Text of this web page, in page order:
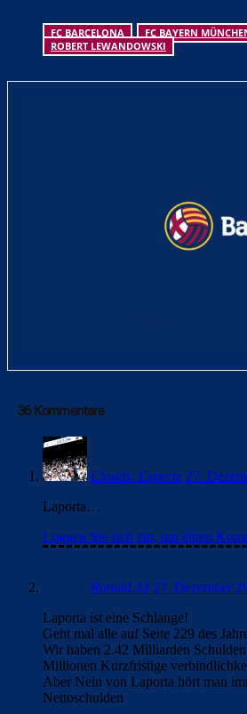
FC BARCELONA
FC BAYERN
ROBERT LEWANDOWSKI
36 Kommentare
Clouds: Experte 27.
Laporta…
Loggen Sie sich ein, um einen
Ronald.33 27. Dezember
Laporta ist eine Schlange!
Geht mal alle auf Seite 229 des
Wir haben 2.42 Milliarden
Millionen Kurzfristige
Aber Nein von Laporta hört man
Nettoschulden